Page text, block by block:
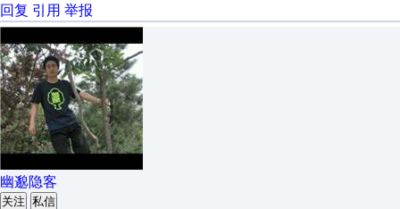
回复 引用 举报
幽邈隐客
关注 私信